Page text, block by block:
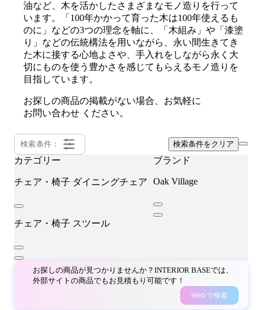
油など、木を活かしたさまざまなモノ造りを行って
います。「100年かかって育った木は100年使えるも
のに」などの3つの理念を軸に、「木組み」や「漆塗
り」などの伝統構法を用いながら、永い間生きてき
た木に接する心地よさや、手入れをしながら永く大
切にものを使う豊かさを感じてもらえるモノ造りを
目指しています。
お探しの商品の掲載がない場合、お気軽に
お問い合わせ ください。
検索条件： 検索条件をクリア
カテゴリー
チェア・椅子 ダイニングチェア
チェア・椅子 スツール
ブランド
Oak Village
お探しの商品が見つかりませんか？INTERIOR BASEでは、
外部サイトの商品でもお見積もり可能です！
Webで検索